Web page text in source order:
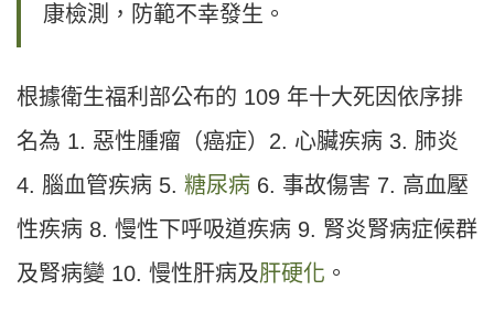
康檢測，防範不幸發生。
根據衛生福利部公布的 109 年十大死因依序排
名為 1. 惡性腫瘤（癌症）2. 心臟疾病 3. 肺炎
4. 腦血管疾病 5. 糖尿病 6. 事故傷害 7. 高血壓
性疾病 8. 慢性下呼吸道疾病 9. 腎炎腎病症候群
及腎病變 10. 慢性肝病及肝硬化 。